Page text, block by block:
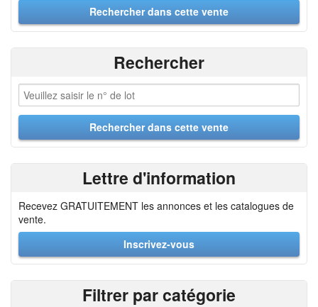
Rechercher
Lettre d'information
Recevez GRATUITEMENT les annonces et les catalogues de
vente.
Inscrivez-vous
Filtrer par catégorie